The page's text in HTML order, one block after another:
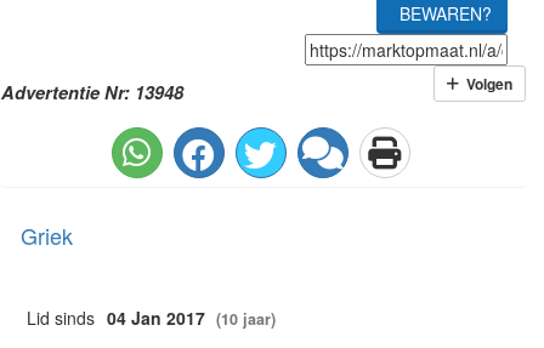
BEWAREN?
Advertentie Nr: 13948 Volgen
Griek
Lid sinds 04 Jan 2017 (10 jaar)